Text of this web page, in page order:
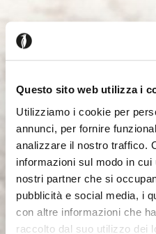
Questo sito web utilizza i
Utilizziamo i cookie per
annunci, per fornire
analizzare il nostro traffico.
informazioni sul modo in
nostri partner che si
pubblicità e social media, i
con altre informazioni che
raccolto dal suo utilizzo dei